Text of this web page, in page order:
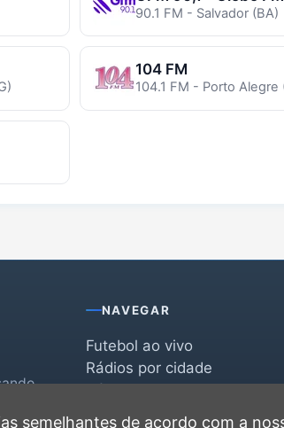
90.1 FM - Salvador (BA)
104 FM
104.1 FM - Porto Alegre
NAVEGAR
Futebol ao vivo
Rádios por cidade
Favoritas
semelhantes de acordo com a